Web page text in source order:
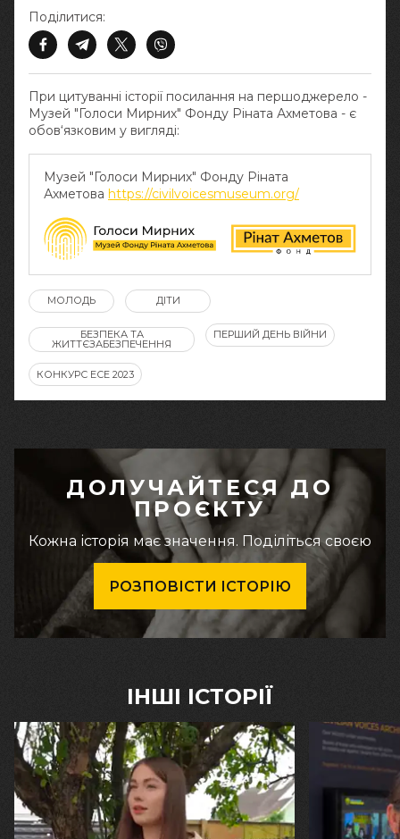
При цитуванні історії посилання на першоджерело -
Музей "Голоси Мирних" Фонду Ріната Ахметова - є
обов‘язковим у вигляді:
Музей "Голоси Мирних" Фонду Ріната
Ахметова https://civilvoicesmuseum.org/
Поділитися:
МОЛОДЬ ДІТИ
БЕЗПЕКА ТА
ЖИТТЄЗАБЕЗПЕЧЕННЯ
ПЕРШИЙ ДЕНЬ ВІЙНИ
КОНКУРС ЕСЕ 2023
ДОЛУЧАЙТЕСЯ ДО
ПРОЄКТУ
Кожна історія має значення. Поділіться своєю
РОЗПОВІСТИ ІСТОРІЮ
ІНШІ ІСТОРІЇ